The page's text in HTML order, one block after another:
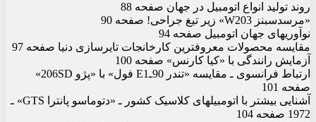
روند تولید انواع اتومبیل در جهان صفحه 88
«مرسدس‏بنز W203» زیر تیغ جراحی! صفحه 90
نوآوری‏های جهان اتومبیل صفحه 94
مقایسه محصولات معروف‏ترین کارخانجات تایرسازی دنیا صفحه 97
آزمایش رانندگی با «کیا کارنس» صفحه 100
ارتباط فرانسوی ـ مقایسه «تندر 90ـE1 فول» با «پژو 206SD»
صفحه 101
آشنایی بیشتر با اتومبیل‏های کلاسیک کشور ـ «دتوماسو پانترا GTS» ـ
1972 صفحه 104